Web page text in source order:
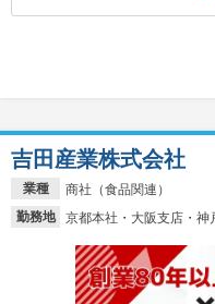
業種
商社（食品関連）
勤務地
京都本社・大阪支店・神
吉田産業株式会社